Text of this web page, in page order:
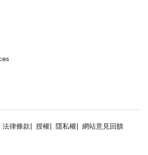
法律條款 授權 隱私權
網站意見回饋